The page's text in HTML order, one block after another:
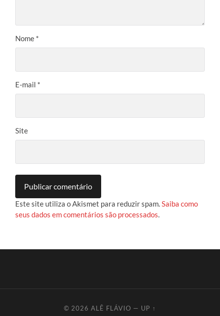
Nome *
E-mail *
Site
Este site utiliza o Akismet para reduzir spam.Saiba como
seus dados em comentários são processados.
© 2026 ALÊ FLÁVIO — UP ↑